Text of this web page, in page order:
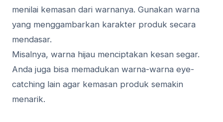
menilai kemasan dari warnanya. Gunakan warna
yang menggambarkan karakter produk secara
mendasar.
Misalnya, warna hijau menciptakan kesan segar.
Anda juga bisa memadukan warna-warna eye-
catching lain agar kemasan produk semakin
menarik.